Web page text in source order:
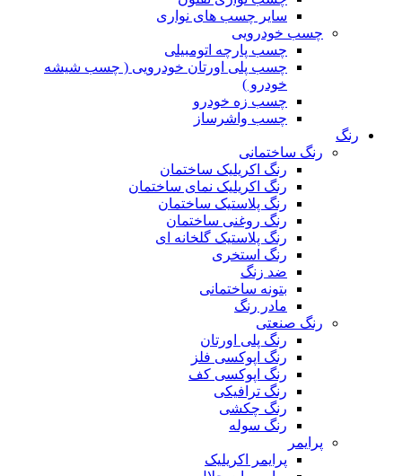
سایر چسب های نواری
چسب خودرویی
چسب پارچه اتومبیلی
چسب پلی اورتان خودرویی ( چسب شیشه
خودرو )
چسب زه خودرو
چسب واشرساز
رنگ
رنگ ساختمانی
رنگ اکریلیک ساختمان
رنگ اکریلیک نمای ساختمان
رنگ پلاستیک ساختمان
رنگ روغنی ساختمان
رنگ پلاستیک گلخانه ای
رنگ استخری
ضد زنگ
بتونه ساختمانی
مادر رنگ
رنگ صنعتی
رنگ پلی اورتان
رنگ اپوکسی فلز
رنگ اپوکسی کف
رنگ ترافیکی
رنگ چکشی
رنگ سوله
پرایمر
پرایمر اکریلیک